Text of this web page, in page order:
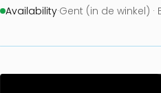
Availability·Gent (in de winkel)